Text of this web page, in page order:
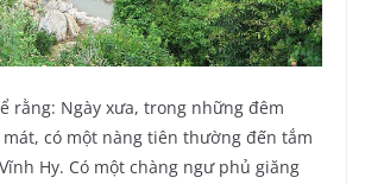
rằng: Ngày xưa, trong những đêm
có một nàng tiên thường đến tắm
Hy. Có một chàng ngư phủ giăng